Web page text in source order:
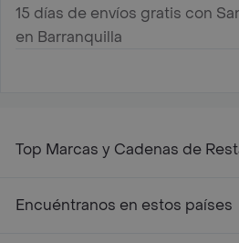
15 días de envíos gratis con
en Barranquilla
Top Marcas y Cadenas de
Encuéntranos en estos países